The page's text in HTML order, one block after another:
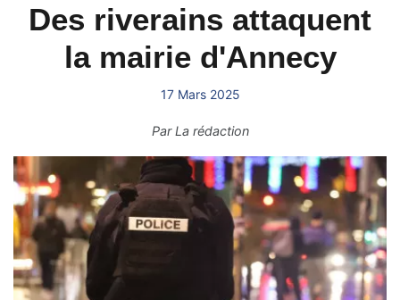
Des riverains attaquent
la mairie d'Annecy
17 Mars 2025
ParLa rédaction